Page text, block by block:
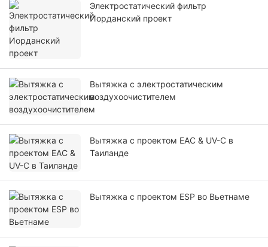
Электростатический фильтр
Иорданский проект
Вытяжка с электростатическим
воздухоочистителем
Вытяжка с проектом EAC & UV-C в
Таиланде
Вытяжка с проектом ESP во Вьетнаме